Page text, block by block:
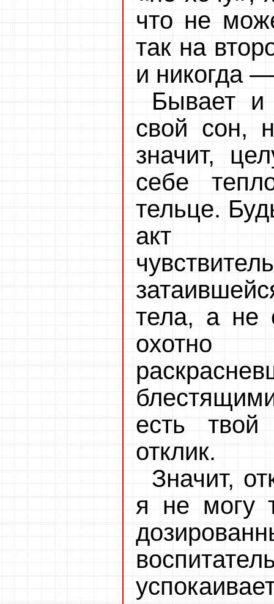
что не
так на
и никогда
Бывает и
свой сон,
значит,
себе
тельце.
акт
тела, а не
охотно
есть
отклик.
Значит,
я не могу